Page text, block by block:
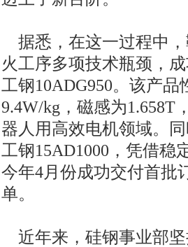
据悉，在这一过程中
火工序多项技术瓶颈，
工钢10ADG950。该产品
9.4W/kg，磁感为1.658T
器人用高效电机领域。
工钢15AD1000，凭借稳
今年4月份成功交付首批
单。
近年来，硅钢事业部